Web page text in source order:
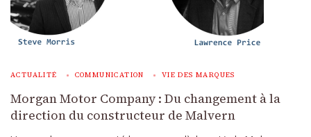
ACTUALITÉ COMMUNICATION VIE DES MARQUES
Morgan Motor Company : Du changement à la
direction du constructeur de Malvern